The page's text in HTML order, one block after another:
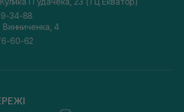
34-88
Винниченка, 4
60-62